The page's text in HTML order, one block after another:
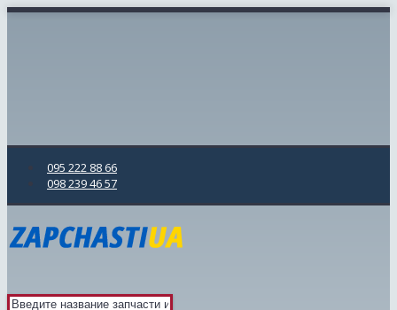
095 222 88 66
098 239 46 57